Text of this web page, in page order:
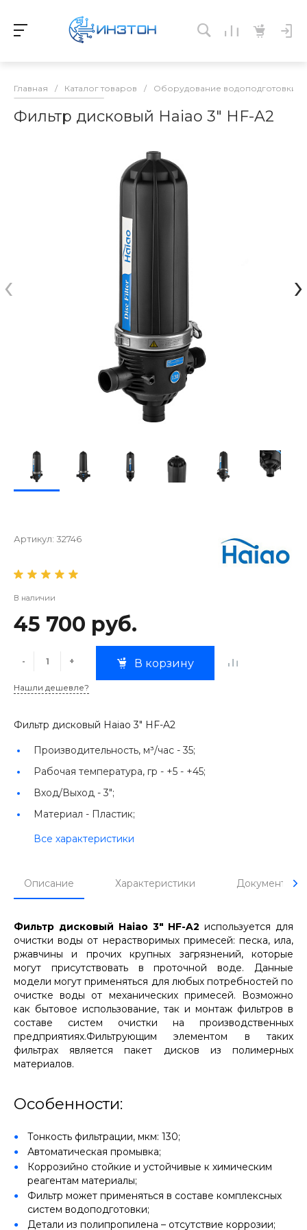
Главная / Каталог товаров / Оборудование водоподготовки и
Фильтр дисковый Haiao 3" HF-A2
‹ ›
Артикул: 32746
В наличии
45 700 руб.
- + В корзину
Нашли дешевле?
Фильтр дисковый Haiao 3" HF-A2
Производительность, м³/час - 35;
Рабочая температура, гр - +5 - +45;
Вход/Выход - 3";
Материал - Пластик;
Все характеристики
Описание Характеристики Документы
Фильтр дисковый Haiao 3" HF-A2 используется для
очистки воды от нерастворимых примесей: песка, ила,
ржавчины и прочих крупных загрязнений, которые
могут присутствовать в проточной воде. Данные
модели могут применяться для любых потребностей по
очистке воды от механических примесей. Возможно
как бытовое использование, так и монтаж фильтров в
составе систем очистки на производственных
предприятиях.Фильтрующим элементом в таких
фильтрах является пакет дисков из полимерных
материалов.
Особенности:
Тонкость фильтрации, мкм: 130;
Автоматическая промывка;
Коррозийно стойкие и устойчивые к химическим
реагентам материалы;
Фильтр может применяться в составе комплексных
систем водоподготовки;
Детали из полипропилена – отсутствие коррозии;